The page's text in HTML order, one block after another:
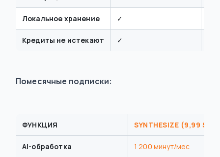
Локальное хранение ✓
Кредиты не истекают ✓
Помесячные подписки:
ФУНКЦИЯ SYNTHESIZE (9,99 $/
AI-обработка 1 200 минут/мес